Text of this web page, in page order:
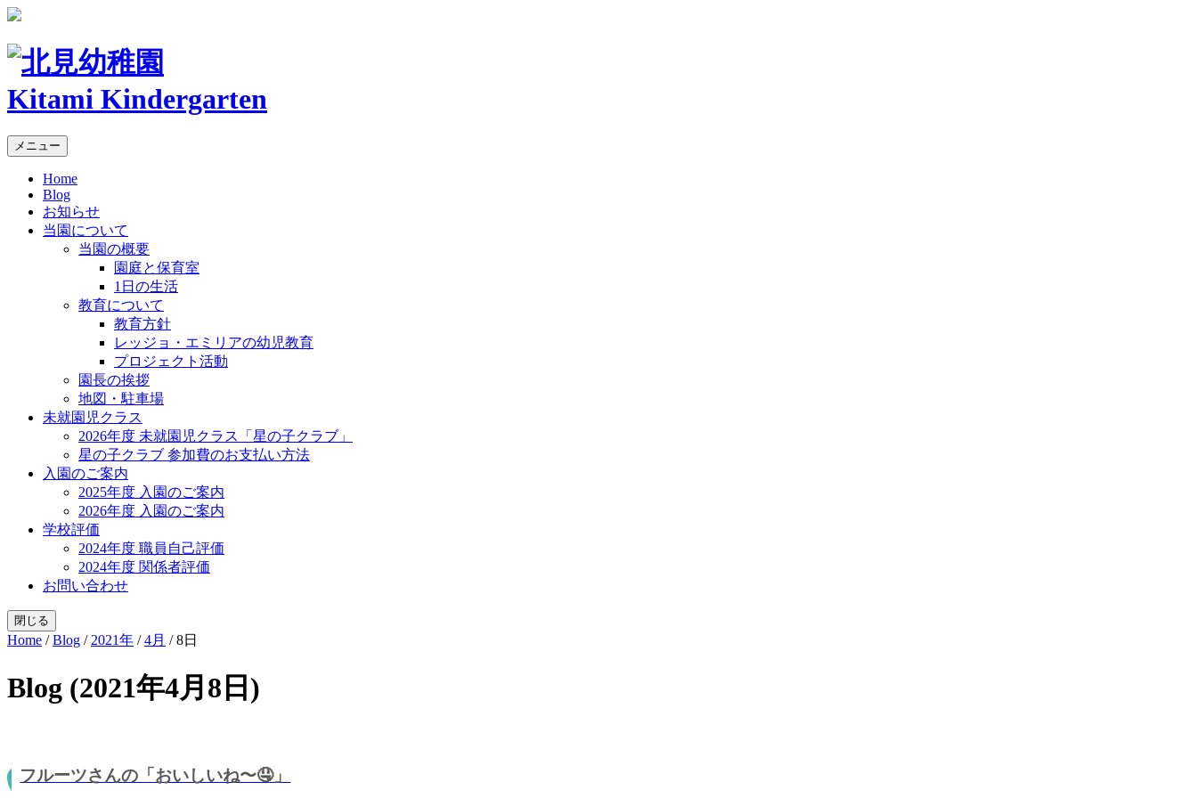
Kitami Kindergarten
メニュー
Home
Blog
お知らせ
当園について
当園の概要
園庭と保育室
1日の生活
教育について
教育方針
レッジョ・エミリアの幼児教育
プロジェクト活動
園長の挨拶
地図・駐車場
未就園児クラス
2026年度 未就園児クラス「星の子クラブ」
星の子クラブ 参加費のお支払い方法
入園のご案内
2025年度 入園のご案内
2026年度 入園のご案内
学校評価
2024年度 職員自己評価
2024年度 関係者評価
お問い合わせ
閉じる
Home /Blog / 2021年 /4月 /8日
Blog (2021年4月8日)
フルーツさんの「おいしいね〜🤤」